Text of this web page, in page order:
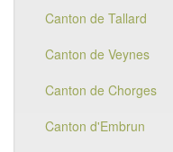
Canton de Tallard
Canton de Veynes
Canton de Chorges
Canton d'Embrun